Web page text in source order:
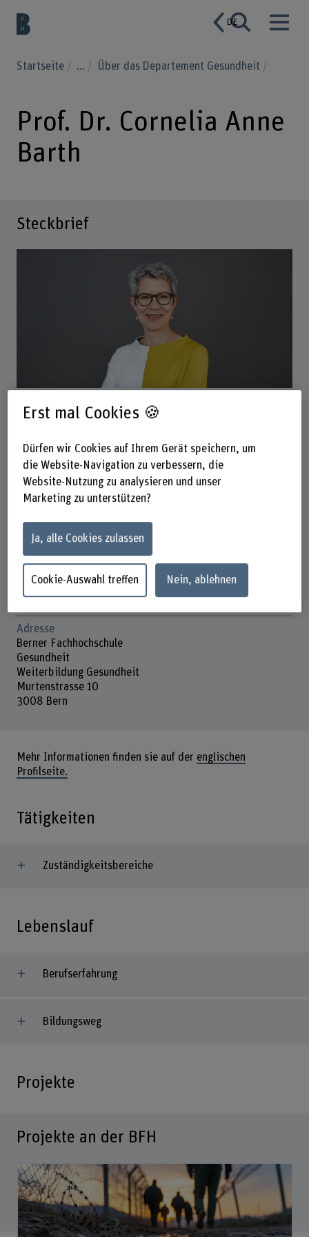
DE
Startseite ... Über das Departement Gesundheit
Prof. Dr. Cornelia Anne
Barth
Steckbrief
LE Weiterbildung & LE Fachbereich Physio
Kontakt
+41 31 848 69 71
E-Mail anzeigen
Präsenzzeit
Mittwoch
Donnerstag
Adresse
Berner Fachhochschule
Gesundheit
Weiterbildung Gesundheit
Murtenstrasse 10
3008 Bern
Mehr Informationen finden sie auf der englischen
Profilseite.
Tätigkeiten
Zuständigkeitsbereiche
Lebenslauf
Berufserfahrung
Bildungsweg
Projekte
Projekte an der BFH
Erst mal Cookies 🍪
Dürfen wir Cookies auf Ihrem Gerät speichern, um
die Website-Navigation zu verbessern, die
Website-Nutzung zu analysieren und unser
Marketing zu unterstützen?
Ja, alle Cookies zulassen
Cookie-Auswahl treffen Nein, ablehnen